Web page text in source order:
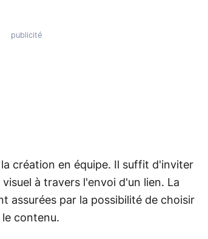
création en équipe. Il suffit d'inviter
à travers l'envoi d'un lien. La
assurées par la possibilité de choisir
contenu.